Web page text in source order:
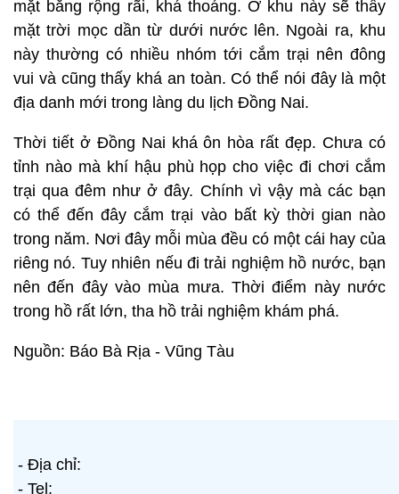
mặt bằng rộng rãi, khá thoáng. Ở khu này sẽ thấy
mặt trời mọc dần từ dưới nước lên. Ngoài ra, khu
này thường có nhiều nhóm tới cắm trại nên đông
vui và cũng thấy khá an toàn. Có thể nói đây là một
địa danh mới trong làng du lịch Đồng Nai.
Thời tiết ở Đồng Nai khá ôn hòa rất đẹp. Chưa có
tỉnh nào mà khí hậu phù họp cho việc đi chơi cắm
trại qua đêm như ở đây. Chính vì vậy mà các bạn
có thể đến đây cắm trại vào bất kỳ thời gian nào
trong năm. Nơi đây mỗi mùa đều có một cái hay của
riêng nó. Tuy nhiên nếu đi trải nghiệm hồ nước, bạn
nên đến đây vào mùa mưa. Thời điểm này nước
trong hồ rất lớn, tha hồ trải nghiệm khám phá.
Nguồn: Báo Bà Rịa - Vũng Tàu
- Địa chỉ:
- Tel: